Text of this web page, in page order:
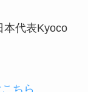
本代表Kyoco
ちら